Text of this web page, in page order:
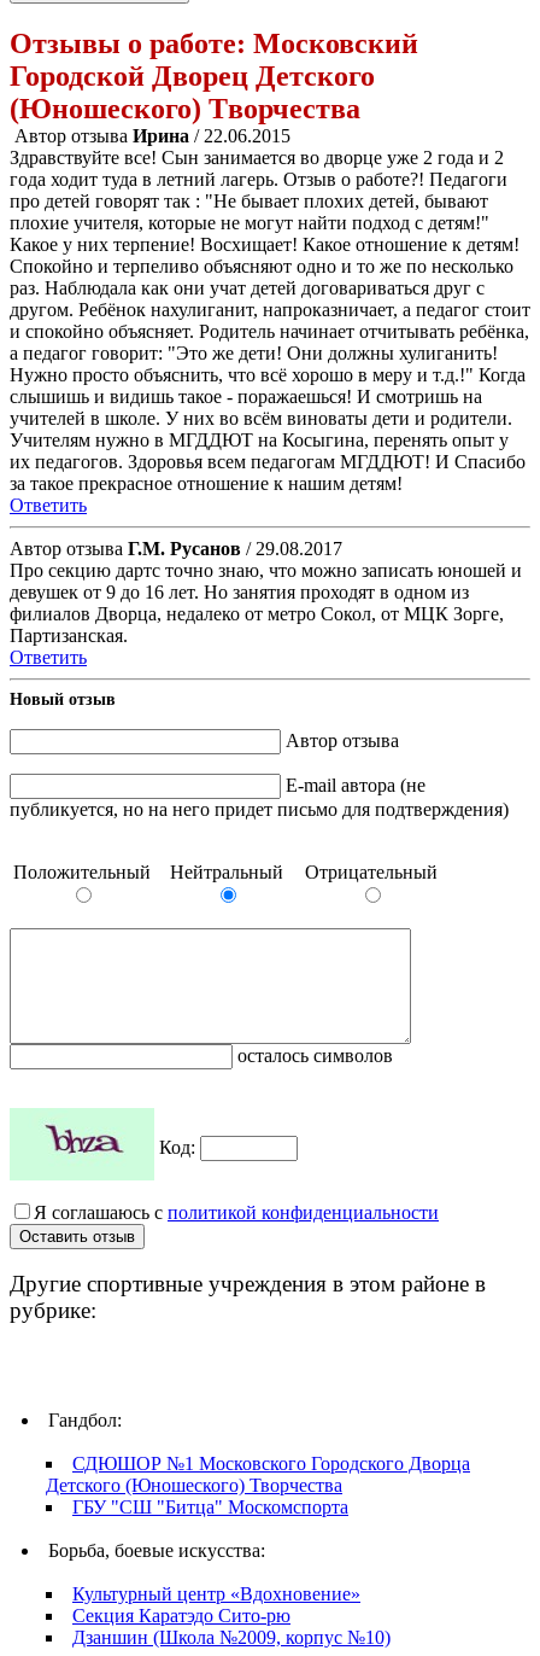
Отзывы о работе: Московский
Городской Дворец Детского
(Юношеского) Tворчества
Автор отзыва Ирина / 22.06.2015
Здравствуйте все! Сын занимается во дворце уже 2 года и 2
года ходит туда в летний лагерь. Отзыв о работе?! Педагоги
про детей говорят так : "Не бывает плохих детей, бывают
плохие учителя, которые не могут найти подход с детям!"
Какое у них терпение! Восхищает! Какое отношение к детям!
Спокойно и терпеливо объясняют одно и то же по несколько
раз. Наблюдала как они учат детей договариваться друг с
другом. Ребёнок нахулиганит, напроказничает, а педагог стоит
и спокойно объясняет. Родитель начинает отчитывать ребёнка,
а педагог говорит: "Это же дети! Они должны хулиганить!
Нужно просто объяснить, что всё хорошо в меру и т.д.!" Когда
слышишь и видишь такое - поражаешься! И смотришь на
учителей в школе. У них во всём виноваты дети и родители.
Учителям нужно в МГДДЮТ на Косыгина, перенять опыт у
их педагогов. Здоровья всем педагогам МГДДЮТ! И Спасибо
за такое прекрасное отношение к нашим детям!
Ответить
Автор отзыва Г.М. Русанов / 29.08.2017
Про секцию дартс точно знаю, что можно записать юношей и
девушек от 9 до 16 лет. Но занятия проходят в одном из
филиалов Дворца, недалеко от метро Сокол, от МЦК Зорге,
Партизанская.
Ответить
Новый отзыв
Автор отзыва
E-mail автора (не
публикуется, но на него придет письмо для подтверждения)
Положительный Нейтральный Отрицательный
осталось символов
Код:
Я соглашаюсь с политикой конфиденциальности
Другие спортивные учреждения в этом районе в
рубрике:
Гандбол:
СДЮШОР №1 Московского Городского Дворца
Детского (Юношеского) Творчества
ГБУ "СШ "Битца" Москомспорта
Борьба, боевые искусства:
Культурный центр «Вдохновение»
Секция Каратэдо Сито-рю
Дзаншин (Школа №2009, корпус №10)